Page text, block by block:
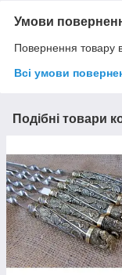
Умови
Повернення товару
Всі умови
Подібні товари